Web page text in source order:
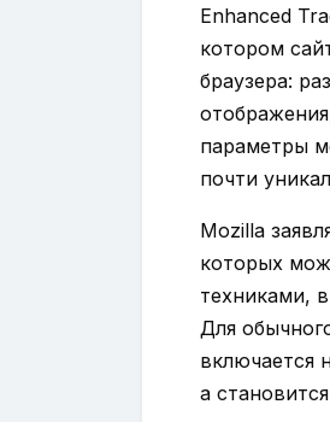
Enhanced
котором
браузера:
параметры
почти
Mozilla
которых
техниками,
Для
включается
а